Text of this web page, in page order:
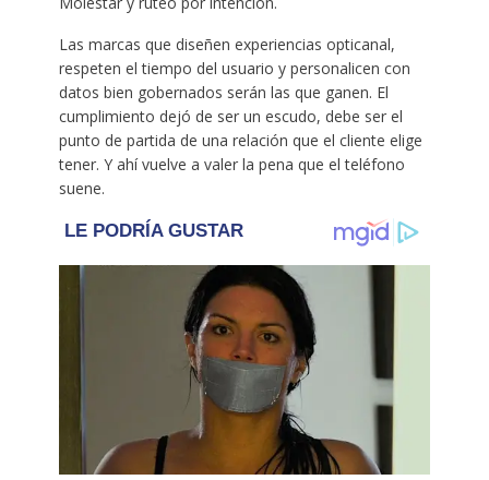
Las marcas que diseñen experiencias opticanal,
respeten el tiempo del usuario y personalicen con
datos bien gobernados serán las que ganen. El
cumplimiento dejó de ser un escudo, debe ser el
punto de partida de una relación que el cliente elige
tener. Y ahí vuelve a valer la pena que el teléfono
suene.